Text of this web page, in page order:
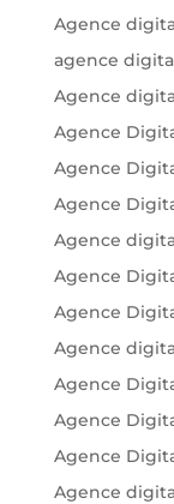
Agence
agence
Agence
Agence
Agence
Agence
Agence
Agence
Agence
Agence
Agence
Agence
Agence
Agence